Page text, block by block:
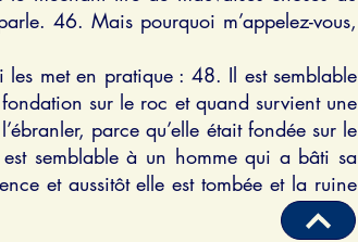
46. Mais pourquoi m’appelez-vous,
met en pratique : 48. Il est semblable
sur le roc et quand survient une
parce qu’elle était fondée sur le
semblable à un homme qui a bâti sa
et aussitôt elle est tombée et la ruine